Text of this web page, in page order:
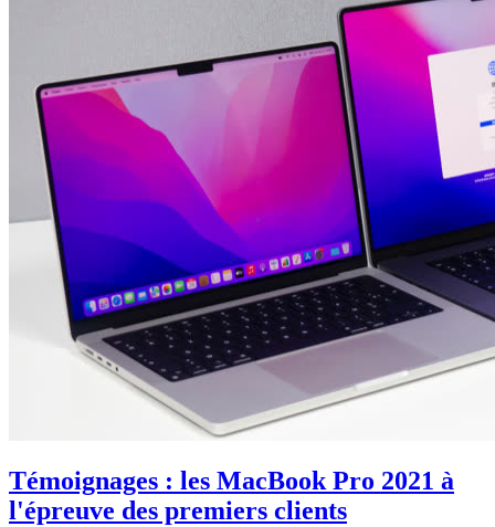
Témoignages : les MacBook Pro 2021 à
l'épreuve des premiers clients